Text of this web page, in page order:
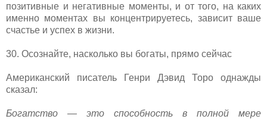
позитивные и негативные моменты, и от того, на каких
именно моментах вы концентрируетесь, зависит ваше
счастье и успех в жизни.
30. Осознайте, насколько вы богаты, прямо сейчас
Американский писатель Генри Дэвид Торо однажды
сказал:
Богатство — это способность в полной мере